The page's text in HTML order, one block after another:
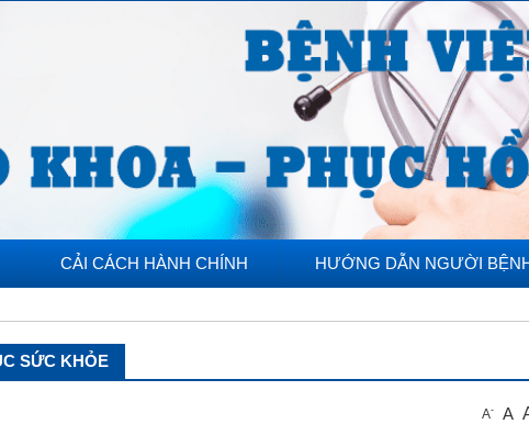
CẢI CÁCH HÀNH CHÍNH HƯỚNG DẪN NGƯỜI
SỨC KHỎE
A- A